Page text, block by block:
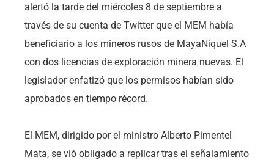
alertó la tarde del miércoles 8 de septiembre a
través de su cuenta de Twitter que el MEM había
beneficiario a los mineros rusos de MayaNíquel S.A
con dos licencias de exploración minera nuevas. El
legislador enfatizó que los permisos habían sido
aprobados en tiempo récord.
El MEM, dirigido por el ministro Alberto Pimentel
Mata, se vió obligado a replicar tras el señalamiento